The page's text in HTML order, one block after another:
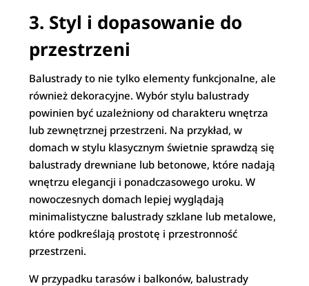
3. Styl i dopasowanie do
przestrzeni
Balustrady to nie tylko elementy funkcjonalne, ale
również dekoracyjne. Wybór stylu balustrady
powinien być uzależniony od charakteru wnętrza
lub zewnętrznej przestrzeni. Na przykład, w
domach w stylu klasycznym świetnie sprawdzą się
balustrady drewniane lub betonowe, które nadają
wnętrzu elegancji i ponadczasowego uroku. W
nowoczesnych domach lepiej wyglądają
minimalistyczne balustrady szklane lub metalowe,
które podkreślają prostotę i przestronność
przestrzeni.
W przypadku tarasów i balkonów, balustrady